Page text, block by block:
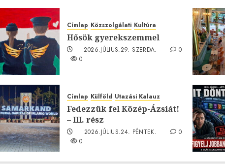
Címlap Közszolgálati Kultúra
Hősök gyerekszemmel
2026.JÚLIUS.29. SZERDA.
0
0
Címlap Külföld Utazási Kalauz
Fedezzük fel Közép-Ázsiát!
– III. rész
2026.JÚLIUS.24. PÉNTEK.
0
0